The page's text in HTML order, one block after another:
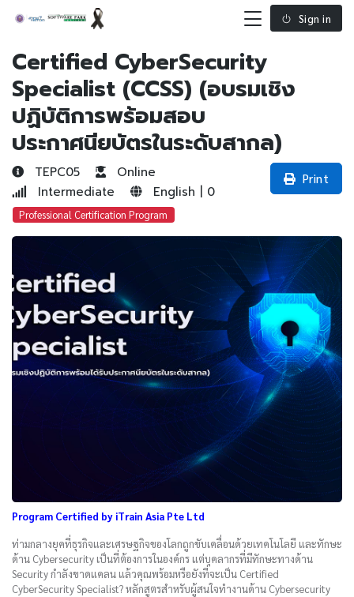
Sign in
Certified CyberSecurity
Specialist (CCSS) (อบรมเชิง
ปฏิบัติการพร้อมสอบ
ประกาศนียบัตรในระดับสากล)
TEPC05
Online
Intermediate
English | 0
Professional Certification Program
Print
Program Certified by iTrain Asia Pte Ltd
ท่ามกลางยุคที่ธุรกิจและเศรษฐกิจของโลกถูกขับเคลื่อนด้วยเทคโนโลยี และทักษะ
ด้าน Cybersecurity เป็นที่ต้องการในองค์กร แต่บุคลากรที่มีทักษะทางด้าน
Security กำลังขาดแคลน แล้วคุณพร้อมหรือยังที่จะเป็น Certified
CyberSecurity Specialist? หลักสูตรสำหรับผู้สนใจทำงานด้าน Cybersecurity